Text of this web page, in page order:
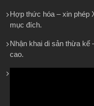
Hợp thức hóa – xin phép
mục đích.
Nhận khai di sản thừa
cao.